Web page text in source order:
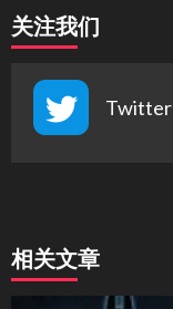
关注我们
Twitter
相关文章